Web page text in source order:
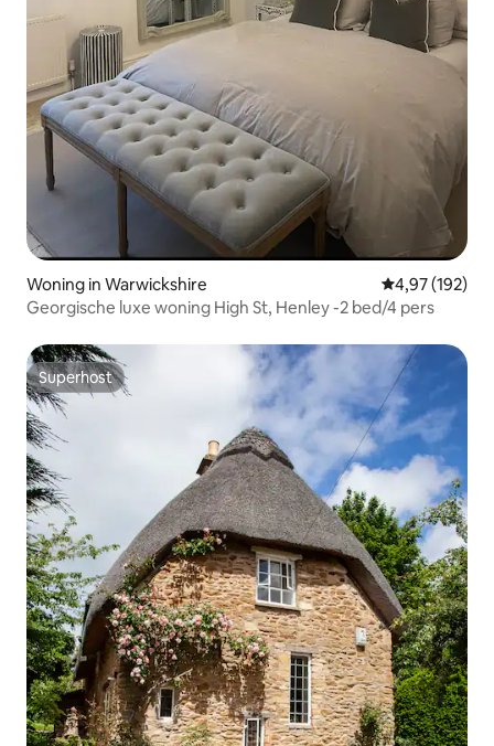
Woning in Warwickshire Gemiddelde
4,97 (192)
Georgische luxe woning High St, Henley -2 bed/4 pers
Superhost
Superhost